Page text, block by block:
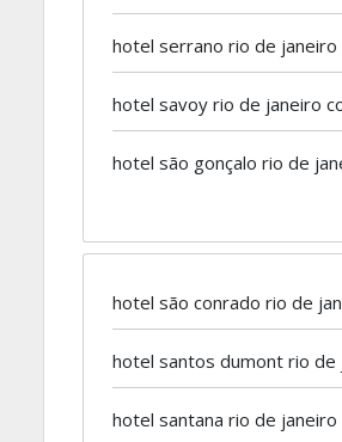
hotel serrano rio de janeiro
hotel savoy rio de janeiro
hotel são gonçalo rio de
hotel são conrado rio de
hotel santos dumont rio de
hotel santana rio de janeiro